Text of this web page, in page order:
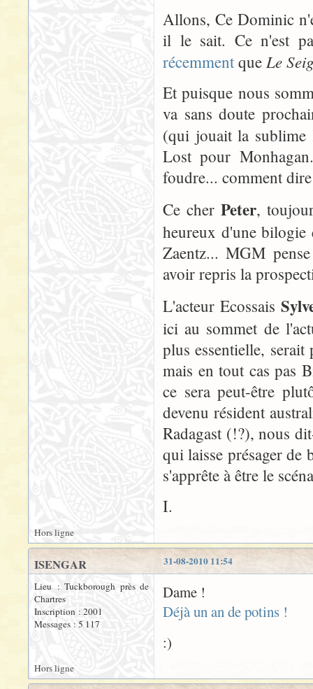
Allons, Ce Dominic
il le sait. Ce n'est
récemmentque Le
Et puisque nous
va sans doute
(qui jouait la
Lost pour
foudre... comment
Ce cher Peter,
heureux d'une bilogie
Zaentz... MGM
avoir repris la
L'acteur Ecossais
ici au sommet de
plus essentielle,
mais en tout cas pas
ce sera peut-être
devenu résident
Radagast (!?), nous
qui laisse présager de
s'apprête à être le
I.
Hors ligne
31-08-2010 11:54
ISENGAR
Lieu : Tuckborough près de
Chartres
Inscription : 2001
Messages : 5 117
Dame !
Déjà un an de potins !
:)
Hors ligne